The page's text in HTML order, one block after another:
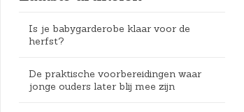
Is je babygarderobe klaar voor de
herfst?
De praktische voorbereidingen waar
jonge ouders later blij mee zijn